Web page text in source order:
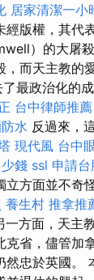
居家清潔一小
經版權，其代
）的大屠
，而天主教的
最政治化的成
台中律師推薦
水 反過來，
現代風 台中
錢 ssl 申請
立方面並不奇
養生村 推拿推
一方面，天主
克省，儘管加
忠於英國。